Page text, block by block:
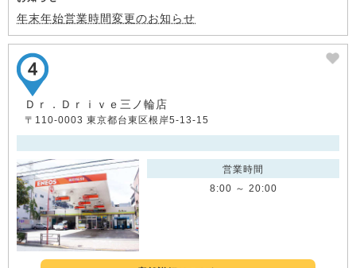
年末年始営業時間変更のお知らせ
Ｄｒ．Ｄｒｉｖｅ三ノ輪店
〒110-0003 東京都台東区根岸5-13-15
営業時間
8:00 ～ 20:00